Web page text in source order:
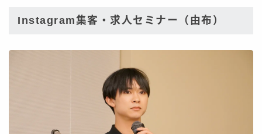
Instagram集客・求人セミナー（由布）